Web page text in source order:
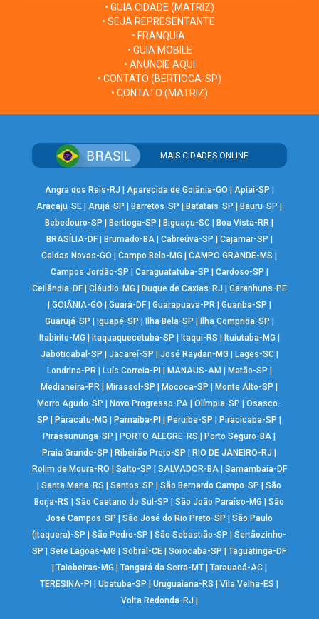
• GUIA CIDADE (MATRIZ)
• SEJA REPRESENTANTE
• FRANQUIA
• GUIA MOBILE
• ANUNCIE AQUI
• CONTATO (BERTIOGA-SP)
• CONTATO (MATRIZ)
MAIS CIDADES ONLINE
Angra dos Reis-RJ | Aparecida de Goiânia-GO | Apiaí-SP |
Aracaju-SE | Arujá-SP |Barretos-SP |Batatais-SP |Bauru-SP |
Bebedouro-SP |Bertioga-SP |Biguaçu-SC |Boa Vista-RR |
BRASÍLIA-DF| Brumado-BA| Cabreúva-SP | Cajamar-SP |
Caldas Novas-GO |Campo Belo-MG |CAMPO GRANDE-MS |
Campos Jordão-SP | Caraguatatuba-SP | Cardoso-SP |
Ceilândia-DF| Cláudio-MG | Duque de Caxias-RJ | Garanhuns-PE
| GOIÂNIA-GO | Guará-DF| Guarapuava-PR | Guariba-SP |
Guarujá-SP | Iguapé-SP | Ilha Bela-SP | Ilha Comprida-SP |
Itabirito-MG | Itaquaquecetuba-SP | Itaqui-RS | Ituiutaba-MG |
Jaboticabal-SP | Jacareí-SP | José Raydan-MG | Lages-SC|
Londrina-PR | Luís Correia-PI | MANAUS-AM | Matão-SP |
Medianeira-PR |Mirassol-SP |Mococa-SP |Monte Alto-SP |
Morro Agudo-SP |Novo Progresso-PA |Olímpia-SP |Osasco-
SP |Paracatu-MG |Parnaíba-PI |Peruíbe-SP |Piracicaba-SP |
Pirassununga-SP |PORTO ALEGRE-RS |Porto Seguro-BA |
Praia Grande-SP |Ribeirão Preto-SP |RIO DE JANEIRO-RJ |
Rolim de Moura-RO | Salto-SP | SALVADOR-BA| Samambaia-DF
|Santa Maria-RS |Santos-SP |São Bernardo Campo-SP |São
Borja-RS |São Caetano do Sul-SP |São João Paraíso-MG |São
José Campos-SP |São José do Rio Preto-SP |São Paulo
(Itaquera)-SP |São Pedro-SP |São Sebastião-SP |Sertãozinho-
SP |Sete Lagoas-MG |Sobral-CE |Sorocaba-SP |Taguatinga-DF
| Taiobeiras-MG | Tangará da Serra-MT| Tarauacá-AC|
TERESINA-PI |Ubatuba-SP |Uruguaiana-RS |Vila Velha-ES |
Volta Redonda-RJ |